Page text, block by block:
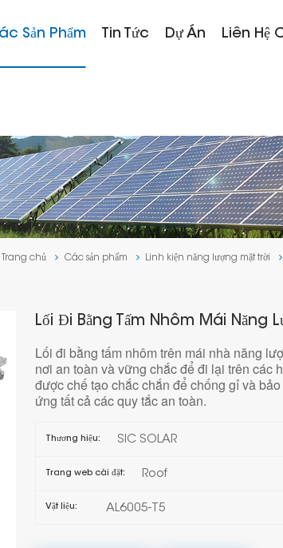
Sản Phẩm Tin Tức Dự Án Liên Hệ
Trang chủ Các sản phẩm Linh kiện năng lượng mặt trời
Lối Đi Bằng Tấm Nhôm Mái Năng
Lối đi bằng tấm nhôm trên mái nhà năng
nơi an toàn và vững chắc để đi lại trên các
được chế tạo chắc chắn để chống gỉ và
ứng tất cả các quy tắc an toàn.
Thương hiệu: SIC SOLAR
Trang web cài đặt: Roof
Vật liệu: AL6005-T5